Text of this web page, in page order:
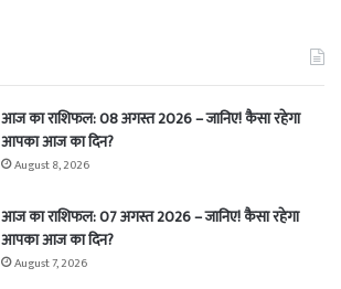
आज का राशिफल: 08 अगस्त 2026 – जानिए! कैसा रहेगा
आपका आज का दिन?
August 8, 2026
आज का राशिफल: 07 अगस्त 2026 – जानिए! कैसा रहेगा
आपका आज का दिन?
August 7, 2026